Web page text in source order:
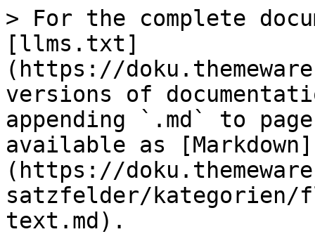
> For the complete
[llms.txt]
(https://
versions of
appending `.md` to
available as [Markdown]
(https://
satzfelder/
text.md).